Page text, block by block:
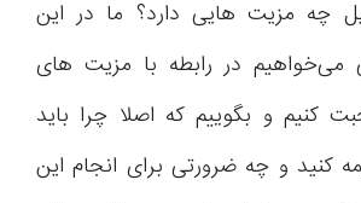
چه مزیت هایی دارد؟ ما در این
در رابطه با مزیت های
کنیم و بگوییم که اصلا چرا باید
کنید و چه ضرورتی برای انجام این